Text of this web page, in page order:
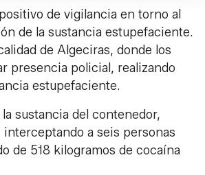
de vigilancia en torno al
de la sustancia estupefaciente.
de Algeciras, donde los
presencia policial, realizando
estupefaciente.
sustancia del contenedor,
a seis personas
de 518 kilogramos de cocaína